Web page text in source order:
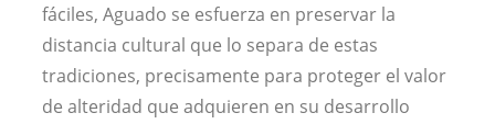
fáciles, Aguado se esfuerza en preservar la
distancia cultural que lo separa de estas
tradiciones, precisamente para proteger el valor
de alteridad que adquieren en su desarrollo